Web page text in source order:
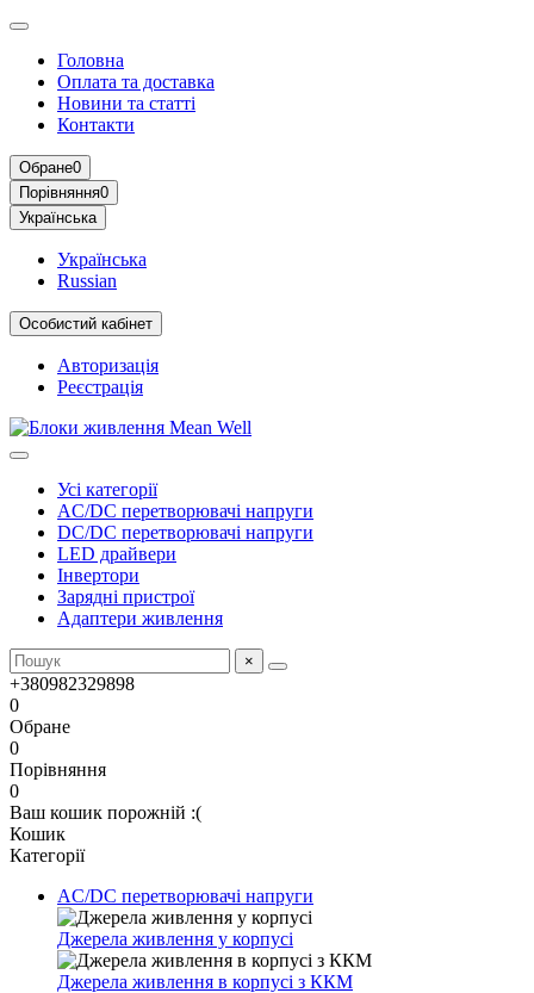
Головна
Оплата та доставка
Новини та статті
Контакти
Обране0
Порівняння0
Українська
Українська
Russian
Особистий кабінет
Авторизація
Реєстрація
Усі категорії
AC/DC перетворювачі напруги
DC/DC перетворювачі напруги
LED драйвери
Інвертори
Зарядні пристрої
Адаптери живлення
×
+380982329898
0
Обране
0
Порівняння
0
Ваш кошик порожній :(
Кошик
Категорії
AC/DC перетворювачі напруги
Джерела живлення у корпусі
Джерела живлення в корпусі з ККМ